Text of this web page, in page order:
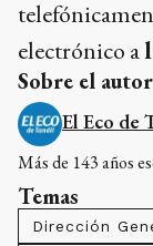
electrónico a
Sobre el autor
El Eco de
Más de 143 años
Temas
Dirección